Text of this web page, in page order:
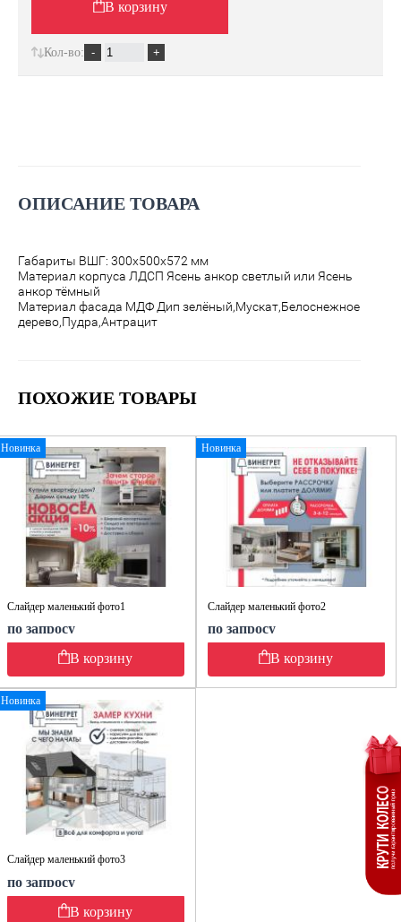
ОПИСАНИЕ ТОВАРА
Габариты ВШГ: 300х500х572 мм
Материал корпуса ЛДСП Ясень анкор светлый или Ясень
анкор тёмный
Материал фасада МДФ Дип зелёный,Мускат,Белоснежное
дерево,Пудра,Антрацит
ПОХОЖИЕ ТОВАРЫ
Новинка
Слайдер маленький фото1
по запросу
В корзину
Новинка
Слайдер маленький фото2
по запросу
В корзину
Новинка
Слайдер маленький фото3
по запросу
В корзину
В корзину
Кол-во: